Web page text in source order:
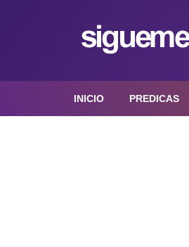
INICIO PREDICAS